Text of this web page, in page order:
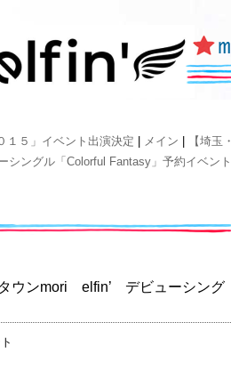
１５」イベント出演決定 メイン
【埼玉・
ングル「Colorful Fantasy」予約イベント
タウンmori elfin’ デビューシング